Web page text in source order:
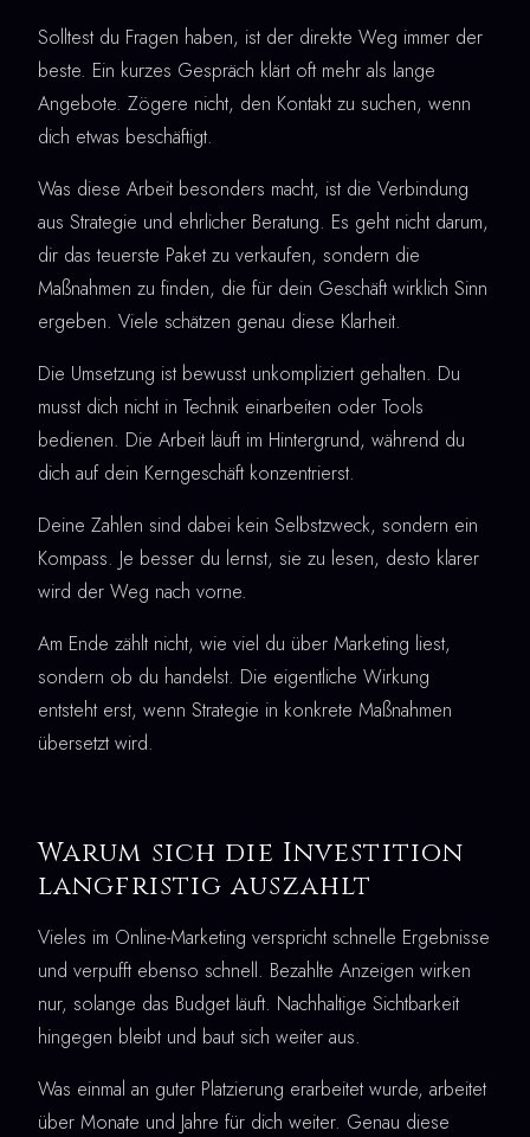
Solltest du Fragen haben, ist der direkte Weg immer der
beste. Ein kurzes Gespräch klärt oft mehr als lange
Angebote. Zögere nicht, den Kontakt zu suchen, wenn
dich etwas beschäftigt.
Was diese Arbeit besonders macht, ist die Verbindung
aus Strategie und ehrlicher Beratung. Es geht nicht darum,
dir das teuerste Paket zu verkaufen, sondern die
Maßnahmen zu finden, die für dein Geschäft wirklich Sinn
ergeben. Viele schätzen genau diese Klarheit.
Die Umsetzung ist bewusst unkompliziert gehalten. Du
musst dich nicht in Technik einarbeiten oder Tools
bedienen. Die Arbeit läuft im Hintergrund, während du
dich auf dein Kerngeschäft konzentrierst.
Deine Zahlen sind dabei kein Selbstzweck, sondern ein
Kompass. Je besser du lernst, sie zu lesen, desto klarer
wird der Weg nach vorne.
Am Ende zählt nicht, wie viel du über Marketing liest,
sondern ob du handelst. Die eigentliche Wirkung
entsteht erst, wenn Strategie in konkrete Maßnahmen
übersetzt wird.
Warum sich die Investition
langfristig auszahlt
Vieles im Online-Marketing verspricht schnelle Ergebnisse
und verpufft ebenso schnell. Bezahlte Anzeigen wirken
nur, solange das Budget läuft. Nachhaltige Sichtbarkeit
hingegen bleibt und baut sich weiter aus.
Was einmal an guter Platzierung erarbeitet wurde, arbeitet
über Monate und Jahre für dich weiter. Genau diese